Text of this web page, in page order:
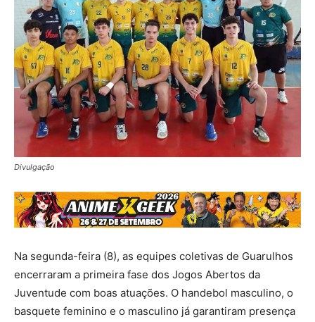
Divulgação
Na segunda-feira (8), as equipes coletivas de Guarulhos
encerraram a primeira fase dos Jogos Abertos da
Juventude com boas atuações. O handebol masculino, o
basquete feminino e o masculino já garantiram presença